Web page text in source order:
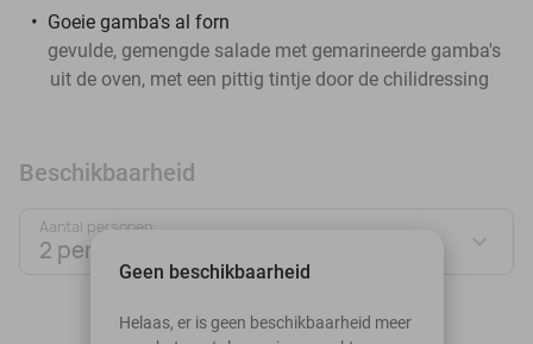
Goeie gamba's al forn
gevulde, gemengde salade met gemarineerde gamba's
uit de oven, met een pittig tintje door de chilidressing
Beschikbaarheid
Aantal personen:
2 personen
augustus 2026
Geen beschikbaarheid
Helaas, er is geen beschikbaarheid meer